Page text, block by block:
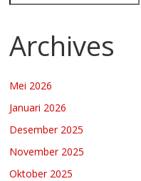
Archives
Mei 2026
Januari 2026
Desember 2025
November 2025
Oktober 2025